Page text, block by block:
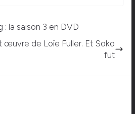
: la saison 3 en DVD
œuvre de Loïe Fuller. Et Soko
fut